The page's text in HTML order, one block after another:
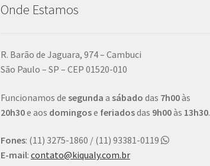
Onde Estamos
R. Barão de Jaguara, 974 – Cambuci
São Paulo – SP – CEP 01520-010
Funcionamos de segunda a sábado das 7h00às
20h30e aos domingose feriadosdas 9h00às 13h30.
Fones: (11) 3275-1860 / (11) 93381-0119
E-mail: contato@kiqualy.com.br